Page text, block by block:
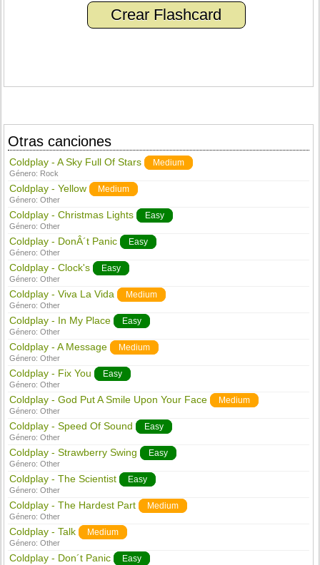
Crear Flashcard
Otras canciones
Coldplay - A Sky Full Of Stars Medium
Género: Rock
Coldplay - Yellow Medium
Género:Other
Coldplay - Christmas Lights Easy
Género:Other
Coldplay - DonÂ´t Panic Easy
Género:Other
Coldplay - Clock's Easy
Género:Other
Coldplay - Viva La Vida Medium
Género:Other
Coldplay - In My Place Easy
Género:Other
Coldplay - A Message Medium
Género:Other
Coldplay - Fix You Easy
Género:Other
Coldplay - God Put A Smile Upon Your Face Medium
Género:Other
Coldplay - Speed Of Sound Easy
Género:Other
Coldplay - Strawberry Swing Easy
Género:Other
Coldplay - The Scientist Easy
Género:Other
Coldplay - The Hardest Part Medium
Género:Other
Coldplay - Talk Medium
Género:Other
Coldplay - Don´t Panic Easy